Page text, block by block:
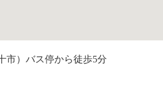
市）バス停から徒歩5分